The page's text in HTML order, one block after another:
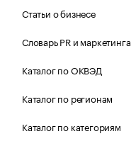
Статьи о бизнесе
Словарь PR и маркетинга
Каталог по ОКВЭД
Каталог по регионам
Каталог по категориям